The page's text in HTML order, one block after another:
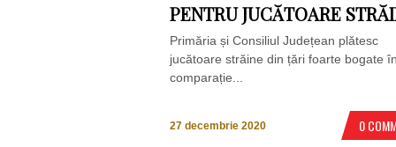
PENTRU JUCĂTOARE
Primăria și Consiliul Județean plătesc
jucătoare străine din țări foarte bogate în
comparație...
27 decembrie 2020 0